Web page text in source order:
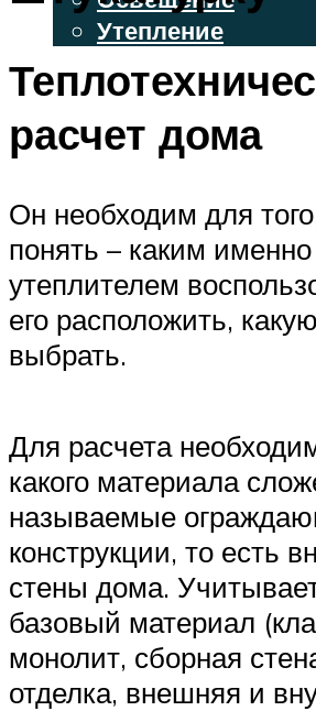
Утепление
ДЕКОР
МЕНЮ
расчет дома
Он необходим для
понять – каким именно
утеплителем
его расположить,
выбрать.
Для расчета
какого материала
называемые
конструкции, то есть
стены дома.
базовый материал
монолит, сборная
отделка, внешняя и